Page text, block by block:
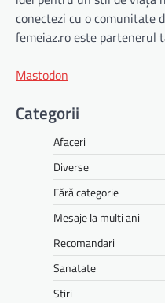
conectezi cu o comunitate
femeiaz.ro este partenerul
Mastodon
Categorii
Afaceri
Diverse
Fără categorie
Mesaje la multi ani
Recomandari
Sanatate
Stiri